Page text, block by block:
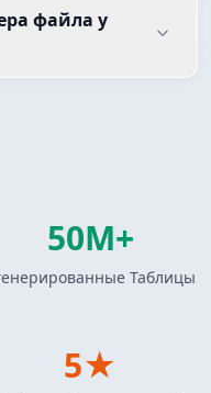
файла у
50M+
Таблицы
5★